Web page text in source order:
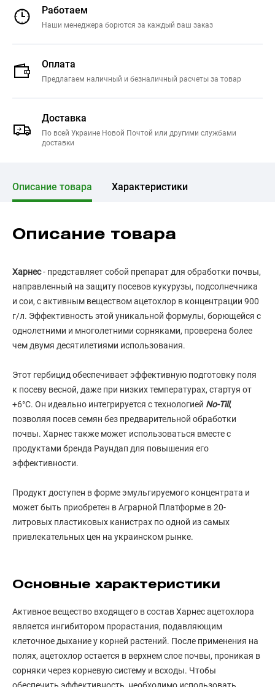
Работаем
Наши менеджера борются за каждый ваш заказ
Оплата
Предлагаем наличный и безналичный расчеты за товар
Доставка
По всей Украине Новой Почтой или другими службами
доставки
Описание товара Характеристики
Описание товара
Харнес- представляет собой препарат для обработки почвы,
направленный на защиту посевов кукурузы, подсолнечника
и сои, с активным веществом ацетохлор в концентрации 900
г/л. Эффективность этой уникальной формулы, борющейся с
однолетними и многолетними сорняками, проверена более
чем двумя десятилетиями использования.
Этот гербицид обеспечивает эффективную подготовку поля
к посеву весной, даже при низких температурах, стартуя от
+6°С. Он идеально интегрируется с технологией No-Till,
позволяя посев семян без предварительной обработки
почвы. Харнес также может использоваться вместе с
продуктами бренда Раундап для повышения его
эффективности.
Продукт доступен в форме эмульгируемого концентрата и
может быть приобретен в Аграрной Платформе в 20-
литровых пластиковых канистрах по одной из самых
привлекательных цен на украинском рынке.
Основные характеристики
Активное вещество входящего в состав Харнес ацетохлора
является ингибитором прорастания, подавляющим
клеточное дыхание у корней растений. После применения на
полях, ацетохлор остается в верхнем слое почвы, проникая в
сорняки через корневую систему и всходы. Чтобы